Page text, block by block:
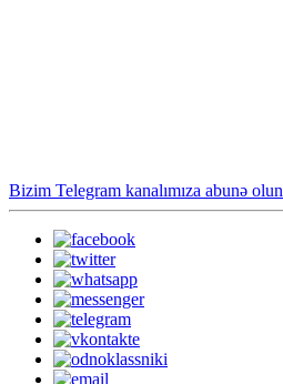
Bizim Telegram kanalımıza abunə olun